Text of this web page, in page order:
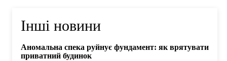
Інші новини
Аномальна спека руйнує фундамент: як врятувати
приватний будинок